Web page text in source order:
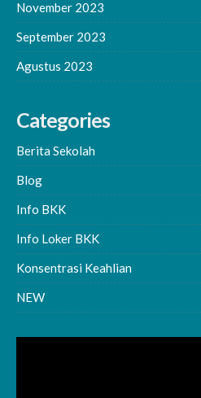
November 2023
September 2023
Agustus 2023
Categories
Berita Sekolah
Blog
Info BKK
Info Loker BKK
Konsentrasi Keahlian
NEW